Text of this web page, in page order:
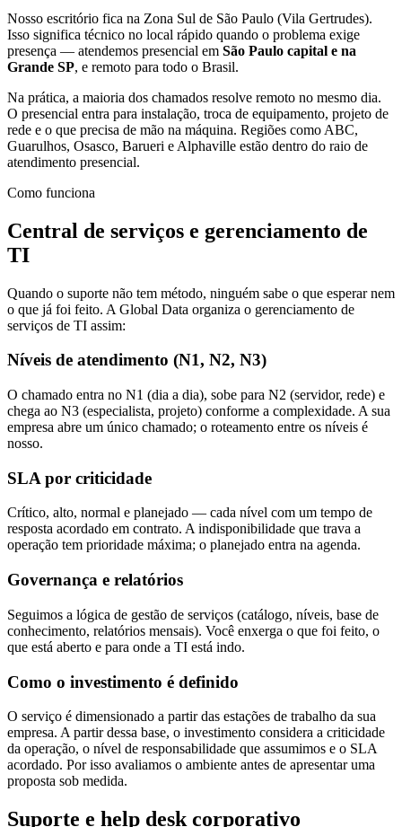
Nosso escritório fica na Zona Sul de São Paulo (Vila Gertrudes).
Isso significa técnico no local rápido quando o problema exige
presença — atendemos presencial em São Paulo capital e na
Grande SP, e remoto para todo o Brasil.
Na prática, a maioria dos chamados resolve remoto no mesmo dia.
O presencial entra para instalação, troca de equipamento, projeto de
rede e o que precisa de mão na máquina. Regiões como ABC,
Guarulhos, Osasco, Barueri e Alphaville estão dentro do raio de
atendimento presencial.
Como funciona
Central de serviços e gerenciamento de
TI
Quando o suporte não tem método, ninguém sabe o que esperar nem
o que já foi feito. A Global Data organiza o gerenciamento de
serviços de TI assim:
Níveis de atendimento (N1, N2, N3)
O chamado entra no N1 (dia a dia), sobe para N2 (servidor, rede) e
chega ao N3 (especialista, projeto) conforme a complexidade. A sua
empresa abre um único chamado; o roteamento entre os níveis é
nosso.
SLA por criticidade
Crítico, alto, normal e planejado — cada nível com um tempo de
resposta acordado em contrato. A indisponibilidade que trava a
operação tem prioridade máxima; o planejado entra na agenda.
Governança e relatórios
Seguimos a lógica de gestão de serviços (catálogo, níveis, base de
conhecimento, relatórios mensais). Você enxerga o que foi feito, o
que está aberto e para onde a TI está indo.
Como o investimento é definido
O serviço é dimensionado a partir das estações de trabalho da sua
empresa. A partir dessa base, o investimento considera a criticidade
da operação, o nível de responsabilidade que assumimos e o SLA
acordado. Por isso avaliamos o ambiente antes de apresentar uma
proposta sob medida.
Suporte e help desk corporativo